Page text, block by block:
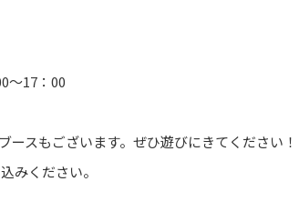
～17：00
スもございます。ぜひ遊びにきてください！
みください。